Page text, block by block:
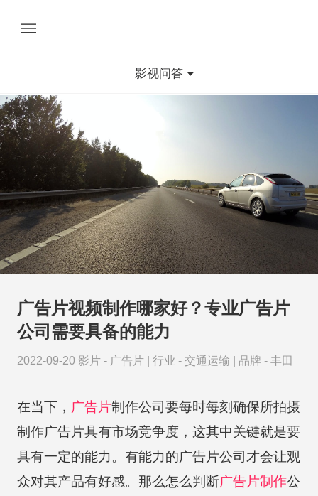
影视问答
广告片视频制作哪家好？专业广告片
公司需要具备的能力
2022-09-20 影片 - 广告片 行业 - 交通运输 品牌 - 丰田
在当下， 广告片制作公司要每时每刻确保所拍摄
制作广告片具有市场竞争度，这其中关键就是要
具有一定的能力。有能力的广告片公司才会让观
众对其产品有好感。那么怎么判断广告片制作公